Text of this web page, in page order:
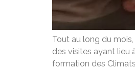
Tout au long du
des visites ayant lieu
formation des